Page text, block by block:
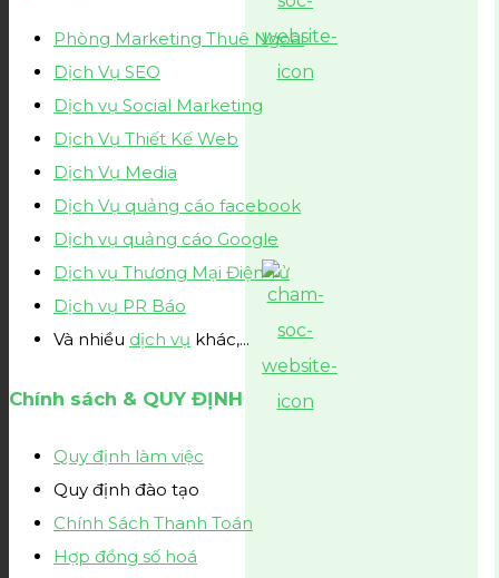
Phòng Marketing Thuê Ngoài
Dịch Vụ SEO
Dịch vụ Social Marketing
Dịch Vụ Thiết Kế Web
Dịch Vụ Media
Dịch Vụ quảng cáo facebook
Dịch vụ quảng cáo Google
Dịch vụ Thương Mại Điện Tử
Dịch vụ PR Báo
Và nhiều dịch vụ khác,...
Chính sách & QUY ĐỊNH
Quy định làm việc
Quy định đào tạo
Chính Sách Thanh Toán
Hợp đồng số hoá